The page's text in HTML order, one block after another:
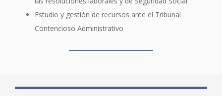
Estudio y gestión de recursos ante el Tribunal
Contencioso Administrativo